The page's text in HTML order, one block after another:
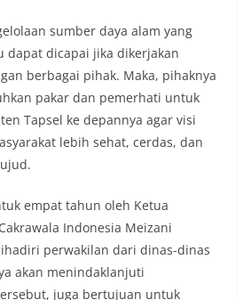
awal sehingga situasi di
tetap terjaga aman, tertib,
hingga puncak perayaan HUT
RI berlangsung.‎‎Wujud Kedekatan
Masyarakat‎Kegiatan sambang Door
ini merupakan salah satu bentuk
program Polri Presisi yang
kehadiran dan kedekatan
dengan masyarakat. Melalui
sebagai penyampai informasi
tetapi juga sebagai mitra
dalam menjaga keamanan lingkungan
sama.‎‎Kehadiran
di tengah-tengah warga
semakin mempererat
sumber daya alam yang
dapat dicapai jika dikerjakan
berbagai pihak. Maka, pihaknya
pakar dan pemerhati untuk
Tapsel ke depannya agar visi
lebih sehat, cerdas, dan
empat tahun oleh Ketua
Indonesia Meizani
perwakilan dari dinas-dinas
akan menindaklanjuti
juga bertujuan untuk